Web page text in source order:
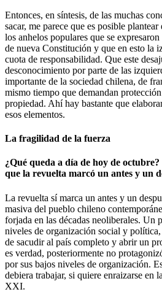
Entonces, en síntesis, de las muchas
sacar, me parece que es posible
los anhelos populares que se
de nueva Constitución y que en esto la
cuota de responsabilidad. Que este
desconocimiento por parte de las
importante de la sociedad chilena, de
mismo tiempo que demandan
propiedad. Ahí hay bastante que
esos elementos.
La fragilidad de la fuerza
¿Qué queda a día de hoy de
que la revuelta marcó un antes y un
La revuelta sí marca un antes y un
masiva del pueblo chileno
forjada en las décadas neoliberales. Un
niveles de organización social y
de sacudir al país completo y abrir un
es verdad, posteriormente no
por sus bajos niveles de organización.
debiera trabajar, si quiere enraizarse en
XXI.